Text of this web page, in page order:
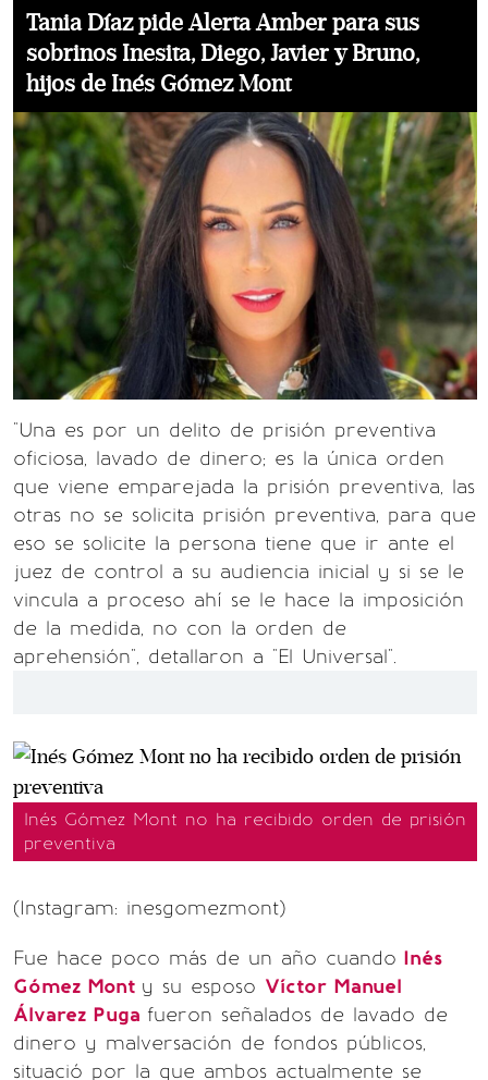
Tania Díaz pide Alerta Amber para sus
sobrinos Inesita, Diego, Javier y Bruno,
hijos de Inés Gómez Mont
"Una es por un delito de prisión preventiva
oficiosa, lavado de dinero; es la única orden
que viene emparejada la prisión preventiva, las
otras no se solicita prisión preventiva, para que
eso se solicite la persona tiene que ir ante el
juez de control a su audiencia inicial y si se le
vincula a proceso ahí se le hace la imposición
de la medida, no con la orden de
aprehensión", detallaron a "El Universal".
Inés Gómez Mont no ha recibido orden de prisión
preventiva
(Instagram: inesgomezmont)
Fue hace poco más de un año cuando Inés
Gómez Mont y su esposo Víctor Manuel
Álvarez Puga fueron señalados de lavado de
dinero y malversación de fondos públicos,
situació por la que ambos actualmente se